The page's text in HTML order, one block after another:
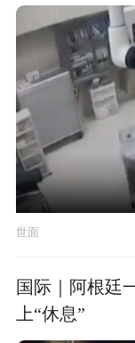
世面
国际｜阿根廷
上“休息”